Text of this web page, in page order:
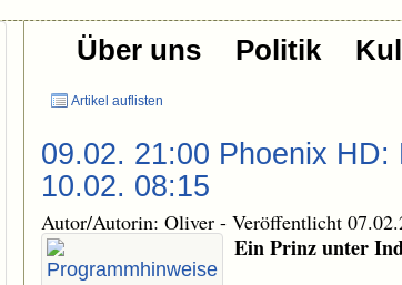
Über uns Politik
Artikel auflisten
09.02. 21:00 Phoenix
10.02. 08:15
Autor/Autorin: Oliver - Veröffentlicht
Ein Prinz unter